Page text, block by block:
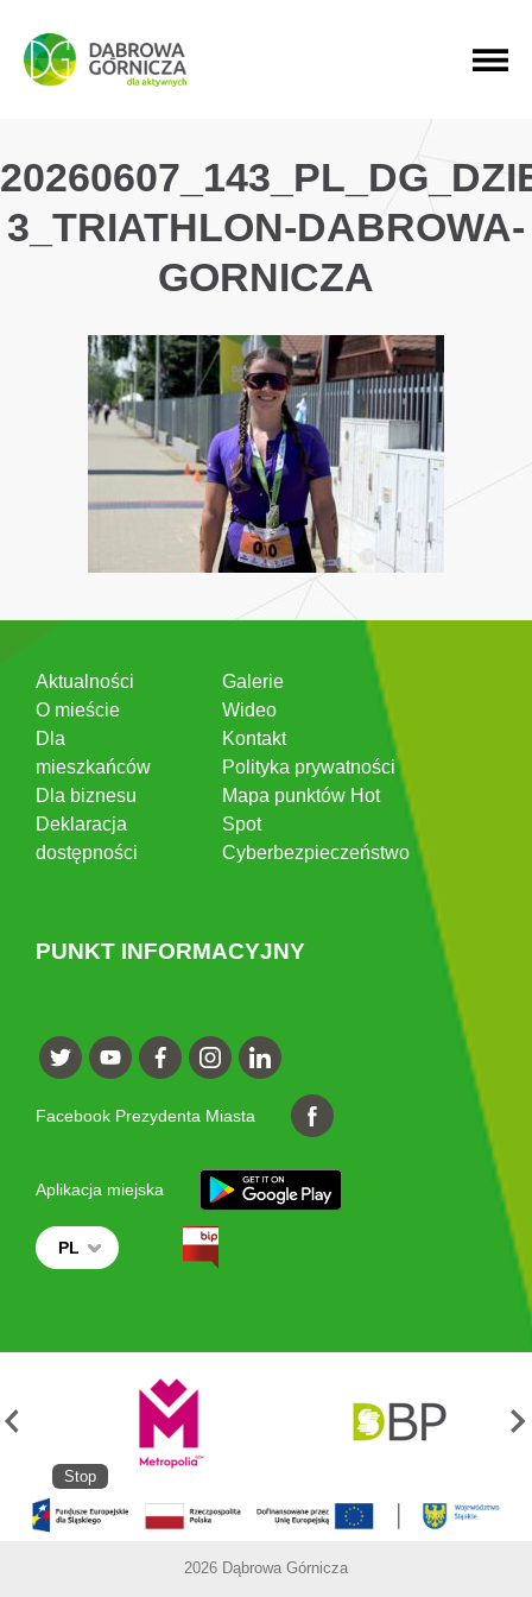
PRZEJDŹ DO MENU GŁÓWNEGO
PRZEJDŹ DO WYSZUKIWARKI
PRZEJDŹ DO TREŚCI
3_TRIATHLON-DABROWA-
GORNICZA
Aktualności
O mieście
Dla
mieszkańców
Dla biznesu
Deklaracja
dostępności
Galerie
Wideo
Kontakt
Polityka prywatności
Mapa punktów Hot
Spot
Cyberbezpieczeństwo
PUNKT INFORMACYJNY
Facebook Prezydenta Miasta
Aplikacja miejska
PL
Stop
2026 Dąbrowa Górnicza